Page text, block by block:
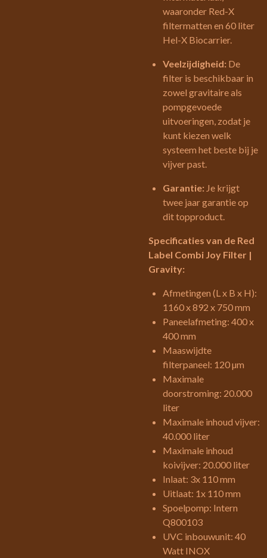
waaronder Red-X
filtermatten en 60 liter
Hel-X Biocarrier.
Veelzijdigheid: De
filter is beschikbaar in
zowel gravitaire als
pompgevoede
uitvoeringen, zodat je
kunt kiezen welk
systeem het beste bij je
vijver past.
Garantie: Je krijgt
twee jaar garantie op
dit topproduct.
Specificaties van de Red
Label Combi Joy Filter |
Gravity:
Afmetingen (L x B x H):
1160 x 892 x 750 mm
Paneelafmeting: 400 x
400 mm
Maaswijdte
filterpaneel: 120 µm
Maximale
doorstroming: 20.000
liter
Maximale inhoud vijver:
40.000 liter
Maximale inhoud
koivijver: 20.000 liter
Inlaat: 3x 110 mm
Uitlaat: 1x 110 mm
Spoelpomp: Intern
Q800103
UVC inbouwunit: 40
Watt INOX